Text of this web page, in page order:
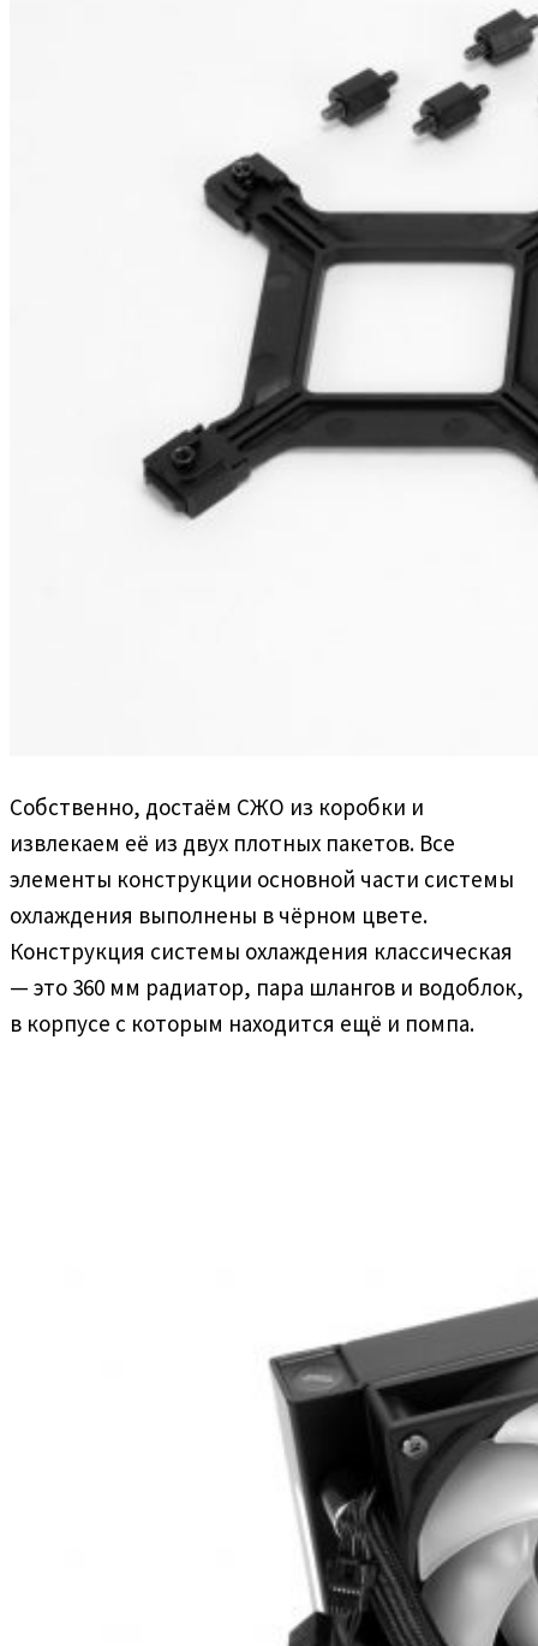
Собственно, достаём СЖО из коробки и
извлекаем её из двух плотных пакетов. Все
элементы конструкции основной части системы
охлаждения выполнены в чёрном цвете.
Конструкция системы охлаждения классическая
— это 360 мм радиатор, пара шлангов и водоблок,
в корпусе с которым находится ещё и помпа.